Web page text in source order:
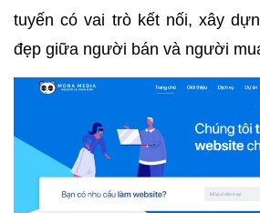
tuyến có vai trò kết nối, xây
đẹp giữa người bán và người